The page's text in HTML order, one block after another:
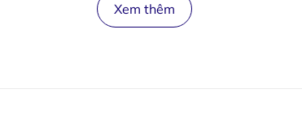
Xem thêm